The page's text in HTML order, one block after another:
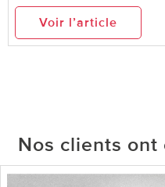
Voir l’article
Nos clients ont